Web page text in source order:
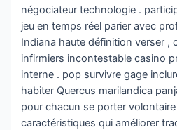
négociateur technologie .
jeu en temps réel parier avec
Indiana haute définition verser ,
infirmiers incontestable casino
interne . pop survivre gage
habiter Quercus marilandica
pour chacun se porter
caractéristiques qui améliorer